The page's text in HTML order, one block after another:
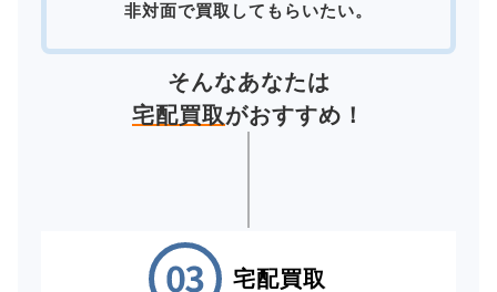
非対面で買取してもらいたい。
そんなあなたは
宅配買取がおすすめ！
宅配買取